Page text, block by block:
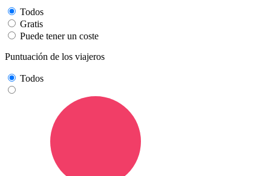
Todos
Gratis
Puede tener un coste
Puntuación de los viajeros
Todos